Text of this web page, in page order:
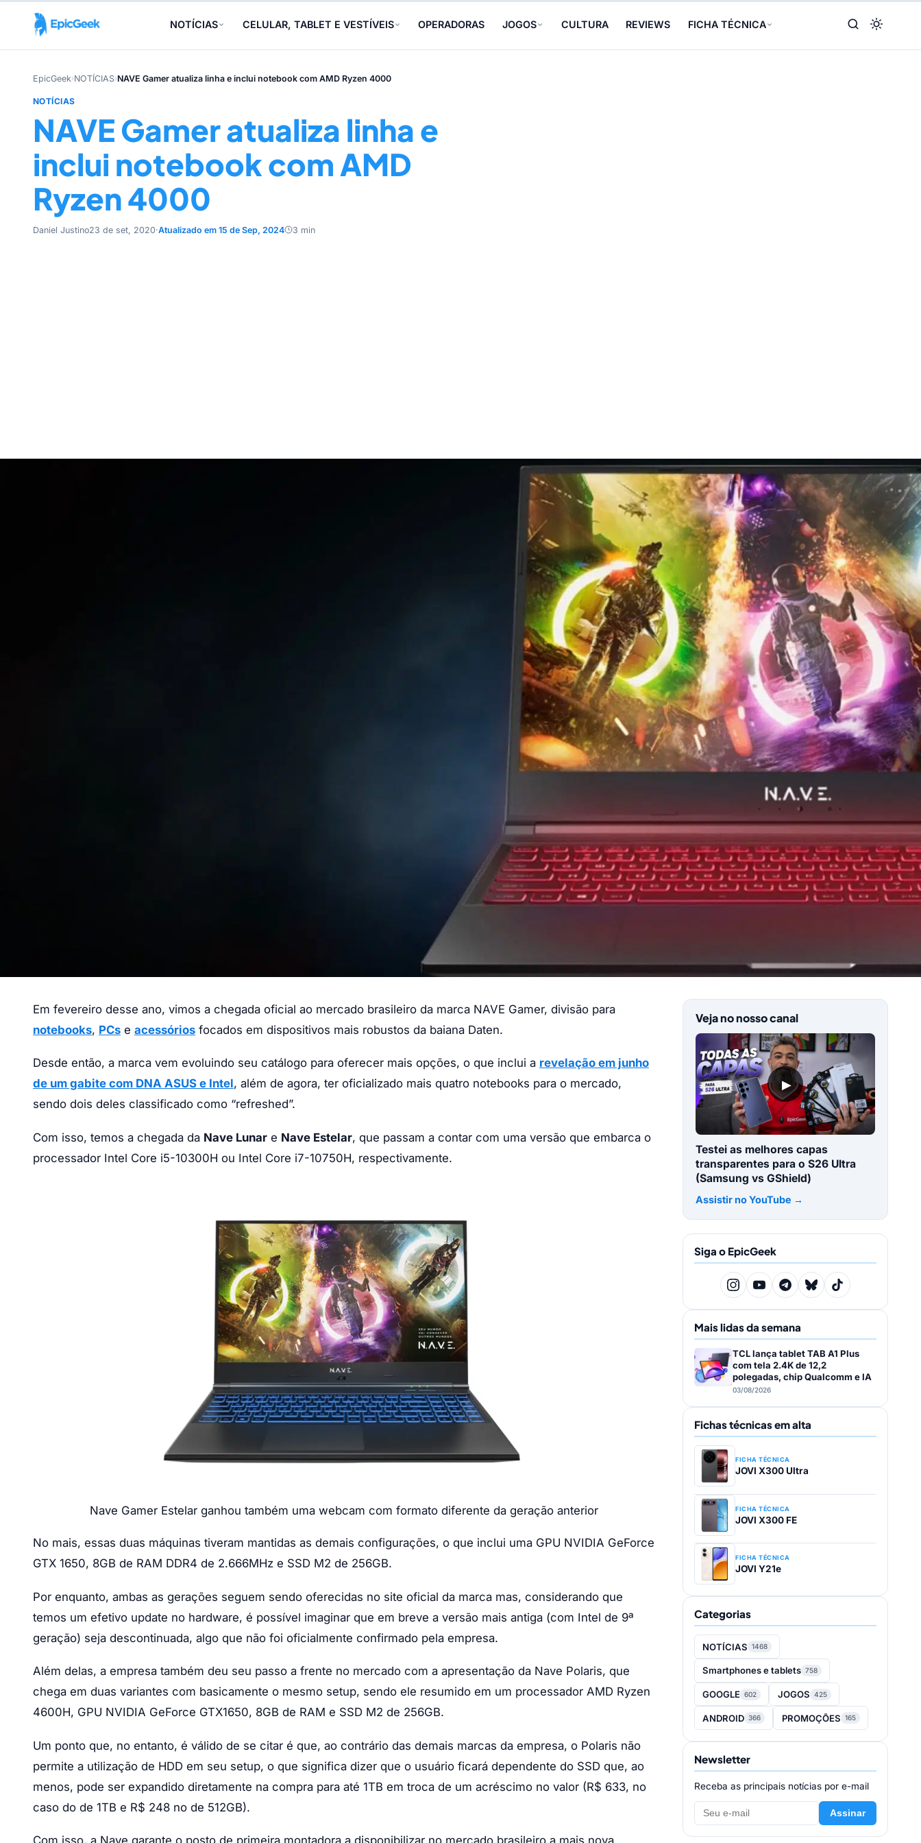
NOTÍCIAS CELULAR, TABLET E VESTÍVEIS OPERADORAS JOGOS CULTURA REVIEWS FICHA TÉCNICA
EpicGeek›NOTÍCIAS›NAVE Gamer atualiza linha e inclui notebook com AMD Ryzen 4000
NOTÍCIAS
NAVE Gamer atualiza linha e
inclui notebook com AMD
Ryzen 4000
Daniel Justino23 de set, 2020·Atualizado em 15 de Sep, 2024 3 min
Em fevereiro desse ano, vimos a chegada oficial ao mercado brasileiro da marca NAVE Gamer, divisão para
notebooks, PCs e acessórios focados em dispositivos mais robustos da baiana Daten.
Desde então, a marca vem evoluindo seu catálogo para oferecer mais opções, o que inclui a revelação em junho
de um gabite com DNA ASUS e Intel, além de agora, ter oficializado mais quatro notebooks para o mercado,
sendo dois deles classificado como “refreshed”.
Com isso, temos a chegada da Nave Lunar e Nave Estelar, que passam a contar com uma versão que embarca o
processador Intel Core i5-10300H ou Intel Core i7-10750H, respectivamente.
Nave Gamer Estelar ganhou também uma webcam com formato diferente da geração anterior
No mais, essas duas máquinas tiveram mantidas as demais configurações, o que inclui uma GPU NVIDIA GeForce
GTX 1650, 8GB de RAM DDR4 de 2.666MHz e SSD M2 de 256GB.
Por enquanto, ambas as gerações seguem sendo oferecidas no site oficial da marca mas, considerando que
temos um efetivo update no hardware, é possível imaginar que em breve a versão mais antiga (com Intel de 9ª
geração) seja descontinuada, algo que não foi oficialmente confirmado pela empresa.
Além delas, a empresa também deu seu passo a frente no mercado com a apresentação da Nave Polaris, que
chega em duas variantes com basicamente o mesmo setup, sendo ele resumido em um processador AMD Ryzen
4600H, GPU NVIDIA GeForce GTX1650, 8GB de RAM e SSD M2 de 256GB.
Um ponto que, no entanto, é válido de se citar é que, ao contrário das demais marcas da empresa, o Polaris não
permite a utilização de HDD em seu setup, o que significa dizer que o usuário ficará dependente do SSD que, ao
menos, pode ser expandido diretamente na compra para até 1TB em troca de um acréscimo no valor (R$ 633, no
caso do de 1TB e R$ 248 no de 512GB).
Veja no nosso canal
▶
Testei as melhores capas
transparentes para o S26 Ultra
(Samsung vs GShield)
Assistir no YouTube →
Siga o EpicGeek
Mais lidas da semana
TCL lança tablet TAB A1 Plus
com tela 2.4K de 12,2
polegadas, chip Qualcomm e IA
03/08/2026
Fichas técnicas em alta
FICHA TÉCNICA
JOVI X300 Ultra
FICHA TÉCNICA
JOVI X300 FE
FICHA TÉCNICA
JOVI Y21e
Categorias
NOTÍCIAS 1468
Smartphones e tablets 758
GOOGLE 602 JOGOS 425
ANDROID 366 PROMOÇÕES 165
Newsletter
Receba as principais notícias por e-mail
Assinar